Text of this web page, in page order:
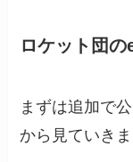
ロケット団
まずは追加で
から見ていきま